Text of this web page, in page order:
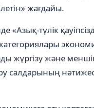
жағдайы.
«Азық-түлік
категориялары
жүргізу және
салдарының